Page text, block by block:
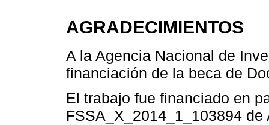
AGRADECIMIENTOS
A la Agencia Nacional de
financiación de la beca de
El trabajo fue financiado en
FSSA_X_2014_1_103894 de